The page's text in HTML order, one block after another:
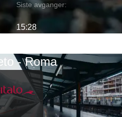
Siste avganger:
15:28
- Roma